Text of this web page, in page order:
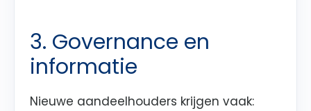
3. Governance en
informatie
Nieuwe aandeelhouders krijgen vaak: